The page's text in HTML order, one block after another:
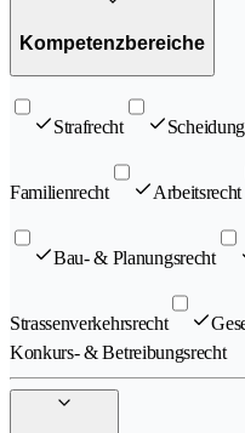
Kompetenzbereiche
Strafrecht
Familienrecht Arbeitsrecht
Bau- & Planungsrecht
Strassenverkehrsrecht
Konkurs- & Betreibungsrecht